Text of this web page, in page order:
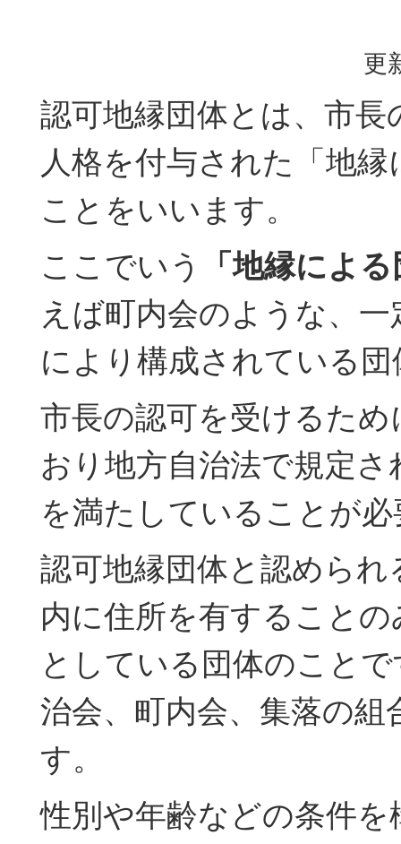
更
認可地縁団体とは、市長
人格を付与された「地
ことをいいます。
ここでいう
「地縁によ
えば町内会のような、
により構成されている
市長の認可を受けるた
おり地方自治法で規定さ
を満たしていることが
認可地縁団体と認められ
内に住所を有すること
としている団体のこと
治会、町内会、集落の組
す。
性別や年齢などの条件を